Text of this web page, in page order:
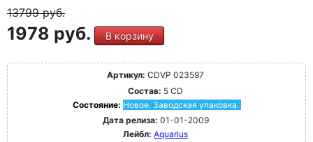
13799руб.
1978 руб. В корзину
Артикул: CDVP 023597
Состав: 5 CD
Состояние: Новое. Заводская упаковка.
Дата релиза: 01-01-2009
Лейбл: Aquarius